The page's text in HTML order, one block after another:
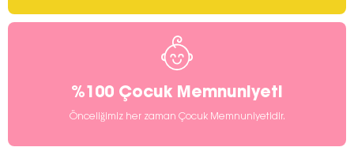
%100 Çocuk Memnuniyeti
Önceliğimiz her zaman Çocuk Memnuniyetidir.